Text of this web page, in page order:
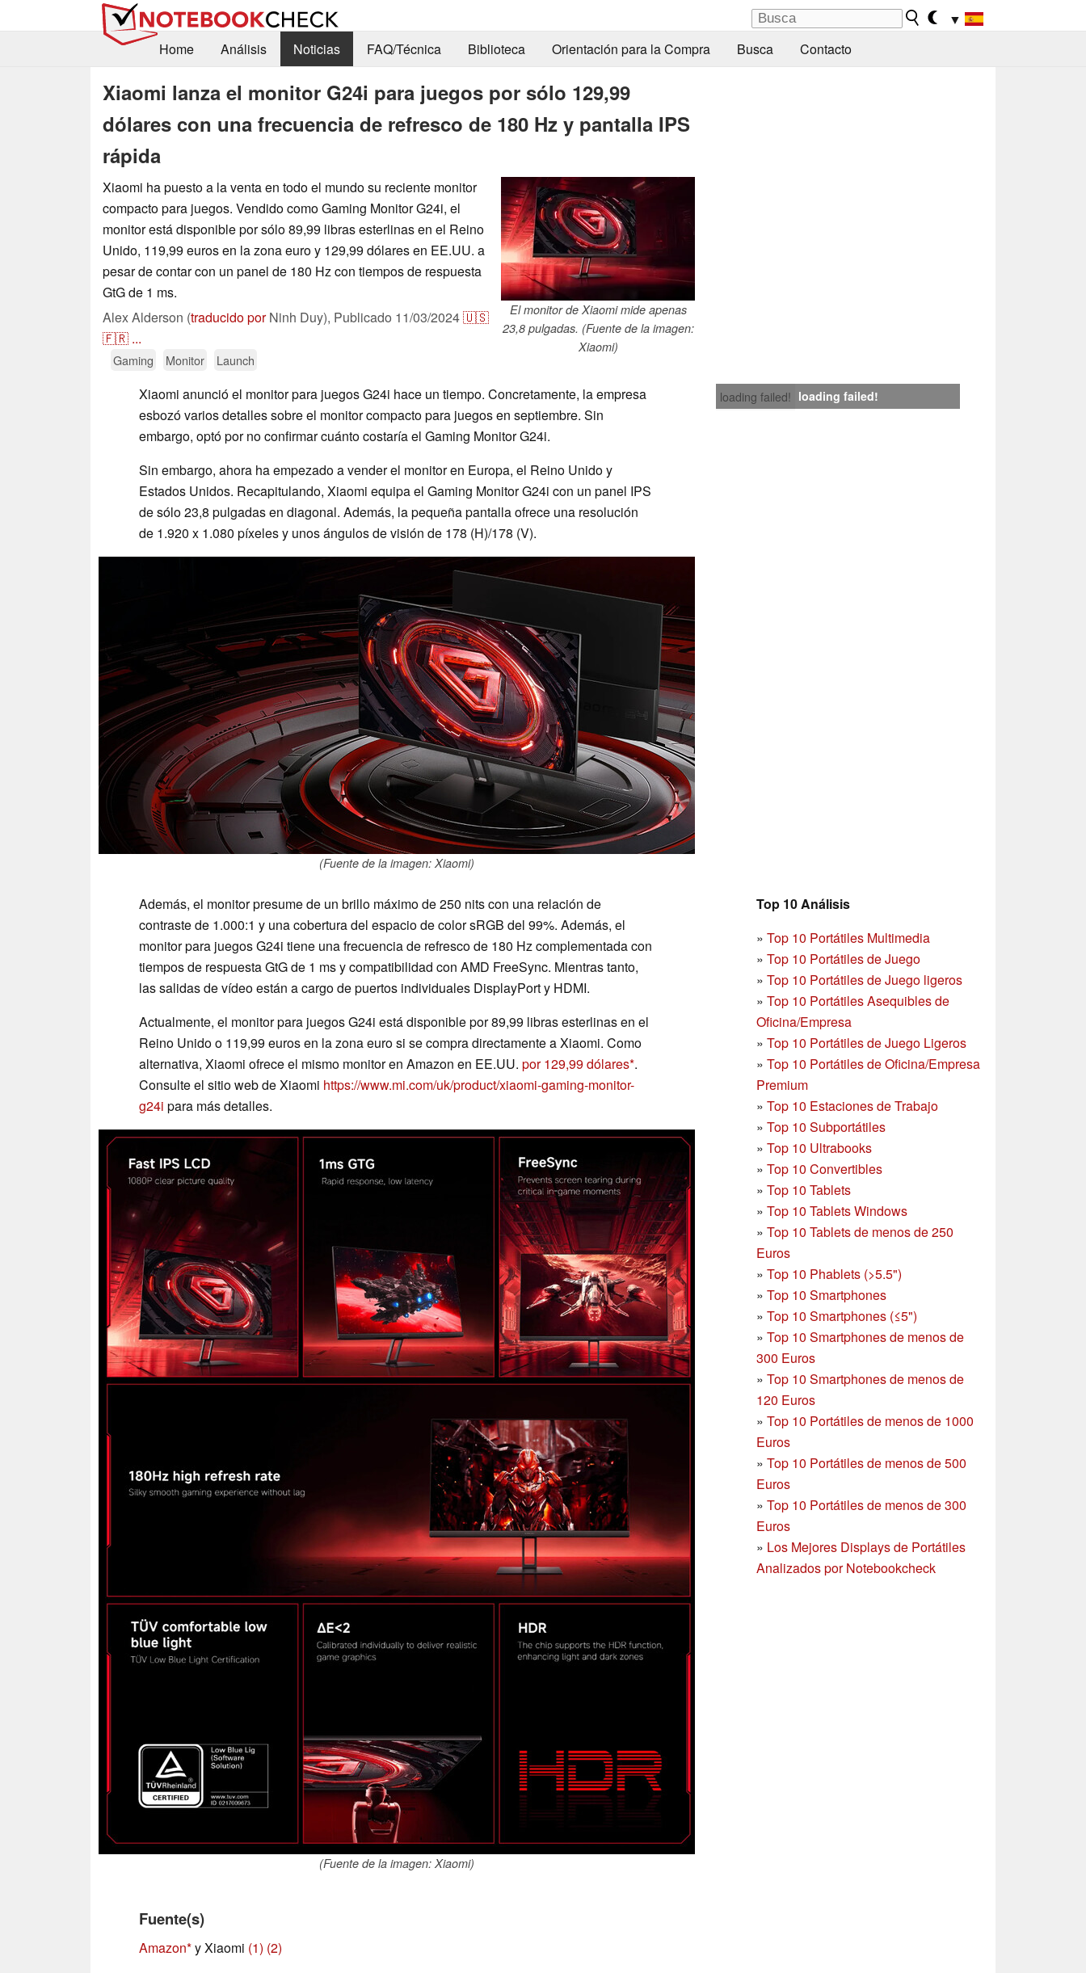
▼
Home
Análisis Noticias FAQ/Técnica Biblioteca Orientación para la Compra Busca Contacto
Xiaomi lanza el monitor G24i para juegos por sólo 129,99
dólares con una frecuencia de refresco de 180 Hz y pantalla IPS
rápida
El monitor de Xiaomi mide apenas
23,8 pulgadas. (Fuente de la imagen:
Xiaomi)
Xiaomi ha puesto a la venta en todo el mundo su reciente monitor
compacto para juegos. Vendido como Gaming Monitor G24i, el
monitor está disponible por sólo 89,99 libras esterlinas en el Reino
Unido, 119,99 euros en la zona euro y 129,99 dólares en EE.UU. a
pesar de contar con un panel de 180 Hz con tiempos de respuesta
GtG de 1 ms.
Alex Alderson (traducido porNinh Duy), Publicado 11/03/2024🇺🇸
🇫🇷 ...
Gaming Monitor Launch
loading failed! loading failed!
Xiaomi anunció el monitor para juegos G24i hace un tiempo. Concretamente, la empresa
esbozó varios detalles sobre el monitor compacto para juegos en septiembre. Sin
embargo, optó por no confirmar cuánto costaría el Gaming Monitor G24i.
Sin embargo, ahora ha empezado a vender el monitor en Europa, el Reino Unido y
Estados Unidos. Recapitulando, Xiaomi equipa el Gaming Monitor G24i con un panel IPS
de sólo 23,8 pulgadas en diagonal. Además, la pequeña pantalla ofrece una resolución
de 1.920 x 1.080 píxeles y unos ángulos de visión de 178 (H)/178 (V).
(Fuente de la imagen: Xiaomi)
Top 10 Análisis
» Top 10 Portátiles Multimedia
» Top 10 Portátiles de Juego
» Top 10 Portátiles de Juego ligeros
» Top 10 Portátiles Asequibles de
Oficina/Empresa
» Top 10 Portátiles de Juego Ligeros
» Top 10 Portátiles de Oficina/Empresa
Premium
» Top 10 Estaciones de Trabajo
» Top 10 Subportátiles
» Top 10 Ultrabooks
» Top 10 Convertibles
» Top 10 Tablets
» Top 10 Tablets Windows
» Top 10 Tablets de menos de 250
Euros
» Top 10 Phablets (>5.5")
» Top 10 Smartphones
» Top 10 Smartphones (≤5")
» Top 10 Smartphones de menos de
300 Euros
» Top 10 Smartphonesde menos de
120 Euros
» Top 10 Portátiles de menos de 1000
Euros
» Top 10 Portátiles de menos de 500
Euros
» Top 10 Portátiles de menos de 300
Euros
» Los Mejores Displays de Portátiles
Analizados por Notebookcheck
Además, el monitor presume de un brillo máximo de 250 nits con una relación de
contraste de 1.000:1 y una cobertura del espacio de color sRGB del 99%. Además, el
monitor para juegos G24i tiene una frecuencia de refresco de 180 Hz complementada con
tiempos de respuesta GtG de 1 ms y compatibilidad con AMD FreeSync. Mientras tanto,
las salidas de vídeo están a cargo de puertos individuales DisplayPort y HDMI.
Actualmente, el monitor para juegos G24i está disponible por 89,99 libras esterlinas en el
Reino Unido o 119,99 euros en la zona euro si se compra directamente a Xiaomi. Como
alternativa, Xiaomi ofrece el mismo monitor en Amazon en EE.UU. por 129,99 dólares .
Consulte el sitio web de Xiaomi https://www.mi.com/uk/product/xiaomi-gaming-monitor-
g24i para más detalles.
(Fuente de la imagen: Xiaomi)
Fuente(s)
Amazon y Xiaomi (1) (2)